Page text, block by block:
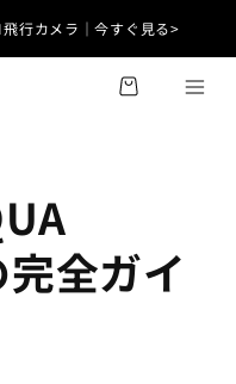
カ
ー
全ガイ
行カメラ｜今すぐ見る>
不要｜今すぐ見る>